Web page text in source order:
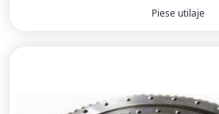
Piese utilaje